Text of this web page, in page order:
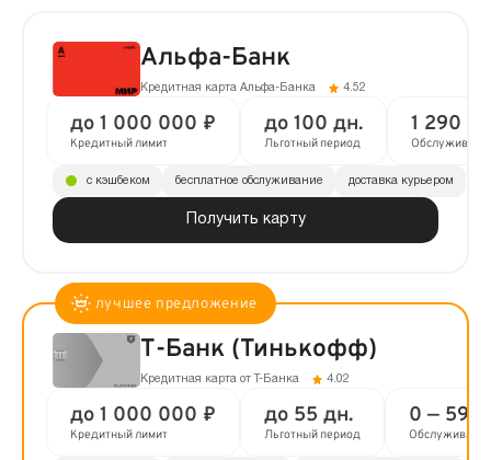
Альфа-Банк
Кредитная карта Альфа-Банка 4.52
до 1 000 000 ₽
Кредитный лимит
до 100 дн.
Льготный период
1 290 ₽
Получить карту
с кэшбеком бесплатное обслуживание доставка курьером
Т-Банк (Тинькофф)
Кредитная карта от Т-Банка 4.02
до 1 000 000 ₽
Кредитный лимит
до 55 дн.
Льготный период
0 — 590
Обслуживание